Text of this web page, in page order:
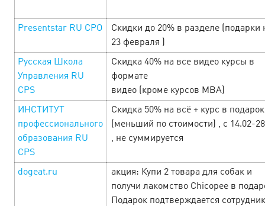
Presentstar RU CPO
Скидки до 20% в разделе (подарки
23 февраля )
Русская Школа
Управления RU
CPS
Скидка 40% на все видео курсы в
формате
видео (кроме курсов MBA)
ИНСТИТУТ
профессионального
образования RU
CPS
Скидка 50% на всё + курс в подарок
(меньший по стоимости) , с 14.02-
, не суммируется
dogeat.ru
акция: Купи 2 товара для собак и
получи лакомство Chicopee в
Подарок подтверждается